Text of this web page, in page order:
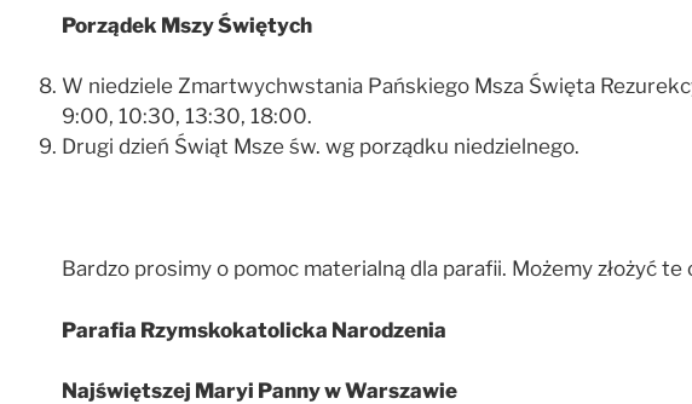
Porządek Mszy Świętych
W niedziele Zmartwychwstania Pańskiego Msza Święta
9:00, 10:30, 13:30, 18:00.
Drugi dzień Świąt Msze św. wg porządku niedzielnego.
Bardzo prosimy o pomoc materialną dla parafii. Możemy złożyć
Parafia Rzymskokatolicka Narodzenia
Najświętszej Maryi Panny w Warszawie